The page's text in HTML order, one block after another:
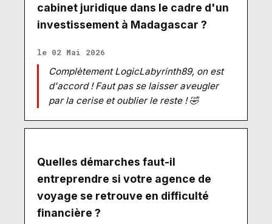
cabinet juridique dans le cadre d'un
investissement à Madagascar ?
le 02 Mai 2026
Complètement LogicLabyrinth89, on est
d'accord ! Faut pas se laisser aveugler
par la cerise et oublier le reste ! 🤣
Quelles démarches faut-il
entreprendre si votre agence de
voyage se retrouve en difficulté
financière ?